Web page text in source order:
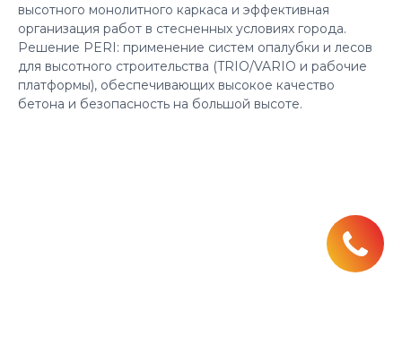
высотного монолитного каркаса и эффективная
организация работ в стесненных условиях города.
Решение PERI: применение систем опалубки и лесов
для высотного строительства (TRIO/VARIO и рабочие
платформы), обеспечивающих высокое качество
бетона и безопасность на большой высоте.​